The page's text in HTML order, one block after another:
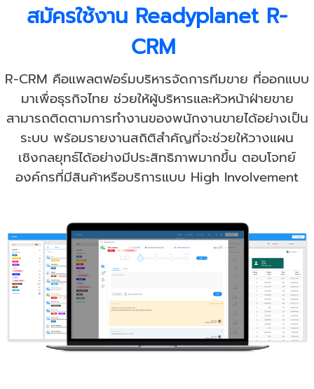
สมัครใช้งาน Readyplanet R-
CRM
R-CRM คือแพลตฟอร์มบริหารจัดการทีมขาย ที่ออกแบบ
มาเพื่อธุรกิจไทย ช่วยให้ผู้บริหารและหัวหน้าฝ่ายขาย
สามารถติดตามการทำงานของพนักงานขายได้อย่างเป็น
ระบบ พร้อมรายงานสถิติสำคัญที่จะช่วยให้วางแผน
เชิงกลยุทธ์ได้อย่างมีประสิทธิภาพมากขึ้น ตอบโจทย์
องค์กรที่มีสินค้าหรือบริการแบบ High Involvement